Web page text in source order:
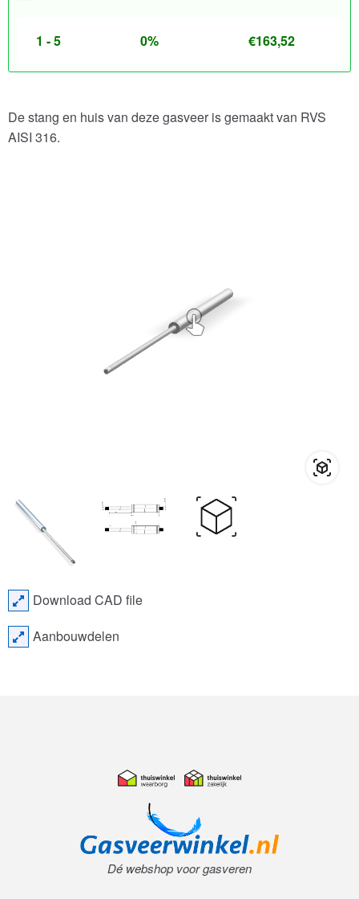
1 - 5 0% €163,52
De stang en huis van deze gasveer is gemaakt van RVS
AISI 316.
Download CAD file
Aanbouwdelen
Dé webshop voor gasveren